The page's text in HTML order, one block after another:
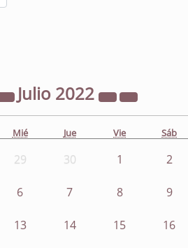
Julio 2022
Mié Jue Vie Sáb
29 30 1 2
6 7 8 9
13 14 15 16